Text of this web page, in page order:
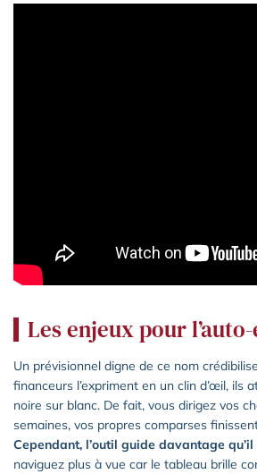
Les enjeux pour
Un prévisionnel digne de ce nom
financeurs l’expriment en un clin d’œil, ils
noire sur blanc. De fait, vous dirigez vos
semaines, vos propres comparses
Cependant, l’outil guide davantage qu’il
naviguez plus à vue car le tableau brille